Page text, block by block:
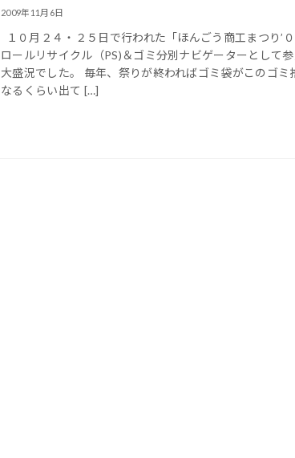
2009年11月6日
１０月２４・２５日で行われた「ほんごう商工まつり’
ロールリサイクル（PS)＆ゴミ分別ナビゲーターとして参
大盛況でした。 毎年、祭りが終わればゴミ袋がこのゴミ
なるくらい出て […]